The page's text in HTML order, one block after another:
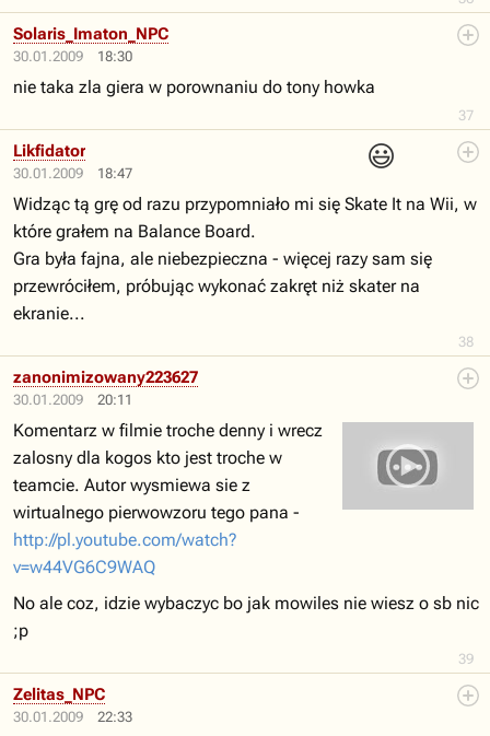
30.01.2009 18:30
37
Solaris_Imaton_NPC
nie taka zla giera w porownaniu do tony howka
30.01.2009 18:47
😃
38
Likfidator
Widząc tą grę od razu przypomniało mi się Skate It na Wii, w
które grałem na Balance Board.
Gra była fajna, ale niebezpieczna - więcej razy sam się
przewróciłem, próbując wykonać zakręt niż skater na
ekranie...
30.01.2009 20:11
39
zanonimizowany223627
Komentarz w filmie troche denny i wrecz
zalosny dla kogos kto jest troche w
teamcie. Autor wysmiewa sie z
wirtualnego pierwowzoru tego pana -
http://pl.youtube.com/watch?
v=w44VG6C9WAQ
No ale coz, idzie wybaczyc bo jak mowiles nie wiesz o sb nic
;p
30.01.2009 22:33
Zelitas_NPC